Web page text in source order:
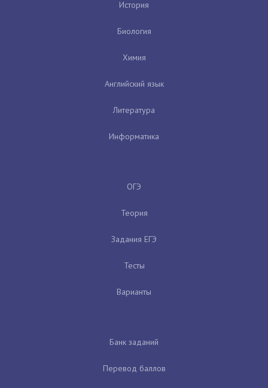
История
Биология
Химия
Английский язык
Литература
Информатика
ОГЭ
Теория
Задания ЕГЭ
Тесты
Варианты
Банк заданий
Перевод баллов